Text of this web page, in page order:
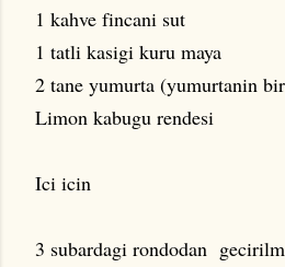
1 kahve fincani sut
1 tatli kasigi kuru maya
2 tane yumurta (yumurtanin
Limon kabugu rendesi
Ici icin
3 subardagi rondodan